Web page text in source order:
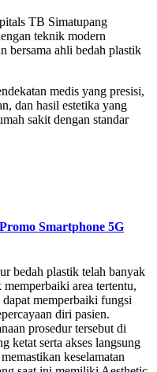
TB Simatupang
teknik modern
bersama ahli bedah plastik
medis yang presisi,
dan hasil estetika yang
sakit dengan standar
Smartphone 5G
bedah plastik telah banyak
area tertentu,
memperbaiki fungsi
diri pasien.
prosedur tersebut di
ketat serta akses langsung
keselamatan